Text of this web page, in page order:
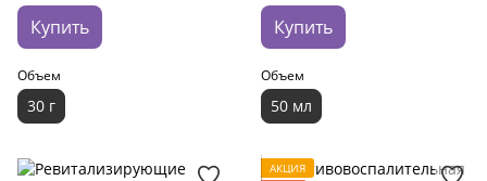
Купить
Объем
30 г
Купить
Объем
50 мл
АКЦИЯ